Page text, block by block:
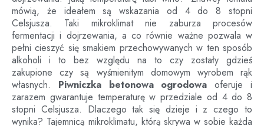
mówią, że ideałem są wskazania od 4 do 8 stopni
Celsjusza. Taki mikroklimat nie zaburza procesów
fermentacji i dojrzewania, a co równie ważne pozwala w
pełni cieszyć się smakiem przechowywanych w ten sposób
alkoholi i to bez względu na to czy zostały gdzieś
zakupione czy są wyśmienitym domowym wyrobem rąk
własnych. Piwniczka betonowa ogrodowa oferuje i
zarazem gwarantuje temperaturę w przedziale od 4 do 8
stopni Celsjusza. Dlaczego tak się dzieje i z czego to
wynika? Tajemnicą mikroklimatu, którą skrywa w sobie każda